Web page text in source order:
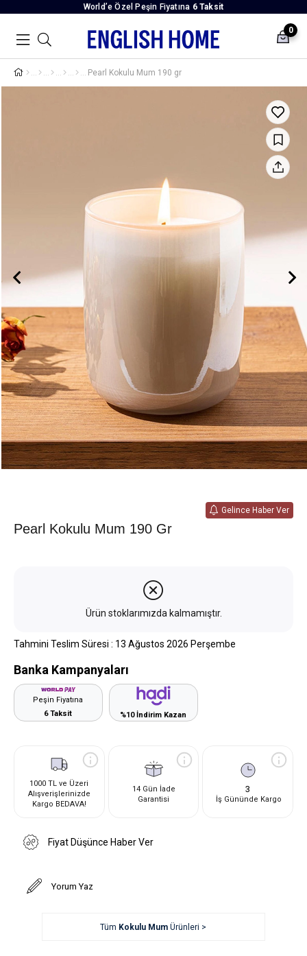
World’e Özel Peşin Fiyatına 6 Taksit
0
Pearl Kokulu Mum 190 gr
Gelince Haber Ver
Pearl Kokulu Mum 190 Gr
Ürün stoklarımızda kalmamıştır.
Tahmini Teslim Süresi : 13 Ağustos 2026 Perşembe
Banka Kampanyaları
Peşin Fiyatına
6 Taksit
%10 İndirim Kazan
1000 TL ve Üzeri
Alışverişlerinizde
Kargo BEDAVA!
14 Gün İade
Garantisi
3
İş Gününde Kargo
Fiyat Düşünce Haber Ver
Yorum Yaz
Tüm Kokulu Mum Ürünleri >